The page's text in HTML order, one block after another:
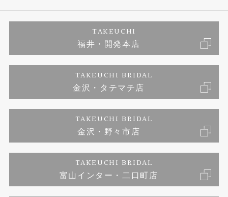
エタニティリング
婚約ネックレス
アフターメンテナンス
富山指輪工房｜手作りペアリング
富山指輪工房｜手作り結婚指輪 and 婚約指輪
富山指輪工房｜手作り婚約指輪プロポーズプラン
お問い合わせ
プライバシーポリシー
TAKEUCHI
福井・開発本店
TAKEUCHI BRIDAL
金沢・タテマチ店
TAKEUCHI BRIDAL
金沢・野々市店
TAKEUCHI BRIDAL
富山インター・二口町店